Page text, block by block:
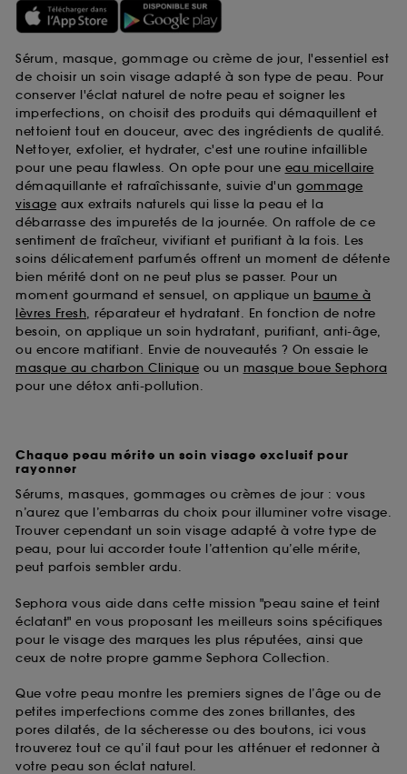
Sérum, masque, gommage ou crème de jour, l'essentiel est
de choisir un soin visage adapté à son type de peau. Pour
conserver l'éclat naturel de notre peau et soigner les
imperfections, on choisit des produits qui démaquillent et
nettoient tout en douceur, avec des ingrédients de qualité.
Nettoyer, exfolier, et hydrater, c'est une routine infaillible
pour une peau flawless. On opte pour une eau micellaire
démaquillante et rafraîchissante, suivie d'un gommage
visage aux extraits naturels qui lisse la peau et la
débarrasse des impuretés de la journée. On raffole de ce
sentiment de fraîcheur, vivifiant et purifiant à la fois. Les
soins délicatement parfumés offrent un moment de détente
bien mérité dont on ne peut plus se passer. Pour un
moment gourmand et sensuel, on applique un baume à
lèvres Fresh, réparateur et hydratant. En fonction de notre
besoin, on applique un soin hydratant, purifiant, anti-âge,
ou encore matifiant. Envie de nouveautés ? On essaie le
masque au charbon Clinique ou un masque boue Sephora
pour une détox anti-pollution.
Chaque peau mérite un soin visage exclusif pour
rayonner
Sérums, masques, gommages ou crèmes de jour : vous
n’aurez que l’embarras du choix pour illuminer votre visage.
Trouver cependant un soin visage adapté à votre type de
peau, pour lui accorder toute l’attention qu’elle mérite,
peut parfois sembler ardu.
Sephora vous aide dans cette mission "peau saine et teint
éclatant" en vous proposant les meilleurs soins spécifiques
pour le visage des marques les plus réputées, ainsi que
ceux de notre propre gamme Sephora Collection.
Que votre peau montre les premiers signes de l’âge ou de
petites imperfections comme des zones brillantes, des
pores dilatés, de la sécheresse ou des boutons, ici vous
trouverez tout ce qu’il faut pour les atténuer et redonner à
votre peau son éclat naturel.